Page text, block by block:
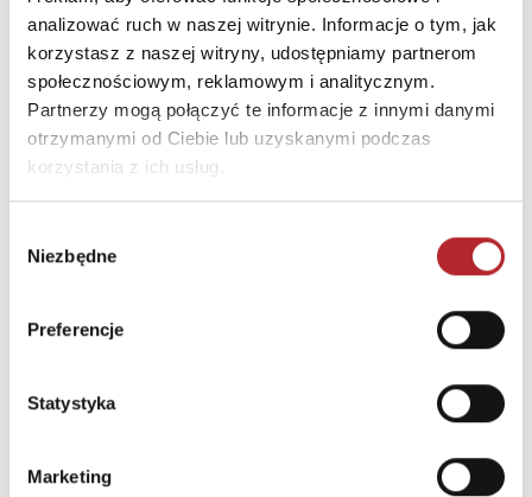
analizować ruch w naszej witrynie. Informacje o tym, jak
korzystasz z naszej witryny, udostępniamy partnerom
społecznościowym, reklamowym i analitycznym.
Partnerzy mogą połączyć te informacje z innymi danymi
otrzymanymi od Ciebie lub uzyskanymi podczas
korzystania z ich usług.
zgody
Niezbędne
Preferencje
Statystyka
Marketing
INNI KLIENCI KUPOWALI